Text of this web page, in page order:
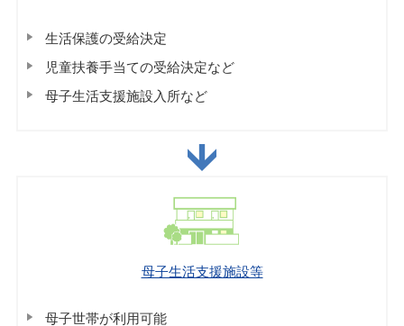
生活保護の受給決定
児童扶養手当ての受給決定など
母子生活支援施設入所など
母子生活支援施設等
母子世帯が利用可能